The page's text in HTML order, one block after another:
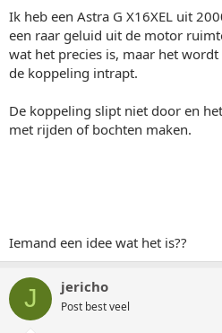
t
e
r
m
Ik heb een Astra G X16XEL uit
een raar geluid uit de motor
wat het precies is, maar het
de koppeling intrapt.
De koppeling slipt niet door en
met rijden of bochten maken.
Iemand een idee wat het is??
J jericho
Post best veel